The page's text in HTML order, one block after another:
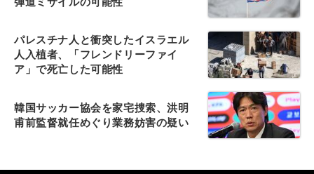
パレスチナ人と衝突したイスラエル
人入植者、「フレンドリーファイ
ア」で死亡した可能性
韓国サッカー協会を家宅捜索、洪明
甫前監督就任めぐり業務妨害の疑い